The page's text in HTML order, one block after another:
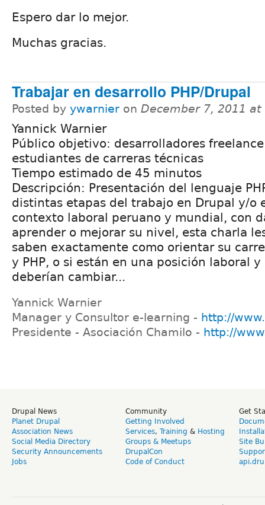
Espero dar lo mejor.
Muchas gracias.
Trabajar en desarrollo PHP/Drupal
Posted by ywarnier on December 7, 2011 at
Yannick Warnier
Público objetivo: desarrolladores
estudiantes de carreras técnicas
Tiempo estimado de 45 minutos
Descripción: Presentación del lenguaje
distintas etapas del trabajo en Drupal y/o
contexto laboral peruano y mundial, con
aprender o mejorar su nivel, esta charla
saben exactamente como orientar su
y PHP, o si están en una posición laboral
deberían cambiar...
Yannick Warnier
Manager y Consultor e-learning - http://
Presidente - Asociación Chamilo - http://
Drupal News
Planet Drupal
Association News
Social Media Directory
Security Announcements
Jobs
Community
Getting Involved
Services, Training & Hosting
Groups & Meetups
DrupalCon
Code of Conduct
Get
Site